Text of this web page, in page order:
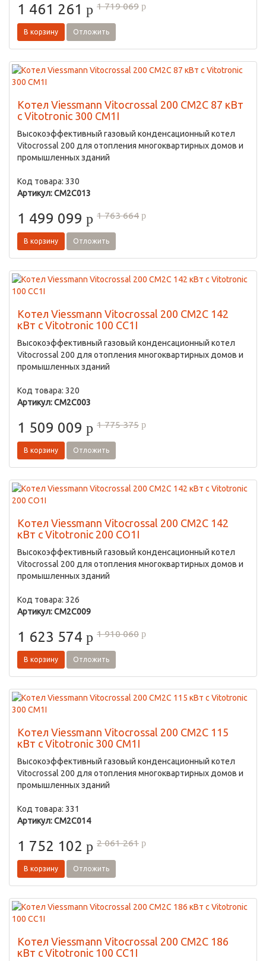
1 461 261 p 1 719 069 p
В корзину Отложить
Котел Viessmann Vitocrossal 200 CM2C 87 кВт
с Vitotronic 300 CM1I
Высокоэффективный газовый конденсационный котел
Vitocrossal 200 для отопления многоквартирных домов и
промышленных зданий
Код товара: 330
Артикул: CM2C013
1 499 099 p 1 763 664 p
В корзину Отложить
Котел Viessmann Vitocrossal 200 CM2C 142
кВт с Vitotronic 100 CC1I
Высокоэффективный газовый конденсационный котел
Vitocrossal 200 для отопления многоквартирных домов и
промышленных зданий
Код товара: 320
Артикул: CM2C003
1 509 009 p 1 775 375 p
В корзину Отложить
Котел Viessmann Vitocrossal 200 CM2C 142
кВт с Vitotronic 200 CO1I
Высокоэффективный газовый конденсационный котел
Vitocrossal 200 для отопления многоквартирных домов и
промышленных зданий
Код товара: 326
Артикул: CM2C009
1 623 574 p 1 910 060 p
В корзину Отложить
Котел Viessmann Vitocrossal 200 CM2C 115
кВт с Vitotronic 300 CM1I
Высокоэффективный газовый конденсационный котел
Vitocrossal 200 для отопления многоквартирных домов и
промышленных зданий
Код товара: 331
Артикул: CM2C014
1 752 102 p 2 061 261 p
В корзину Отложить
Котел Viessmann Vitocrossal 200 CM2C 186
кВт с Vitotronic 100 CC1I